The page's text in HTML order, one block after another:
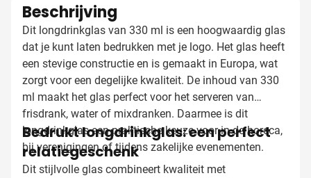
Beschrijving
Dit longdrinkglas van 330 ml is een hoogwaardig glas
dat je kunt laten bedrukken met je logo. Het glas heeft
een stevige constructie en is gemaakt in Europa, wat
zorgt voor een degelijke kwaliteit. De inhoud van 330
ml maakt het glas perfect voor het serveren van
frisdrank, water of mixdranken. Daarmee is dit
longdrinkglas een praktische keuze voor in de horeca,
bij verenigingen of tijdens zakelijke evenementen.
Bedrukt longdrinkglas: een perfect
relatiegeschenk
Dit stijlvolle glas combineert kwaliteit met